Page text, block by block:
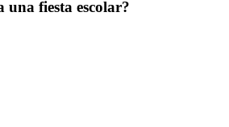
una fiesta escolar?